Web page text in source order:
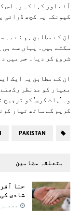
آئے اور کہا کہ وہ اس
کیونکہ یہ کچھ ڈرائی
ان کے مطابق ہم نے یہ
سکتے ہیں۔ یہاں سے ہی
شروع کر دیا۔ جس میں
ان کے مطابق یہ ایک
معیار کو مدنظر
وہ ’ہاٹ کری‘ کو
کریم کے ساتھ تیار
PAKISTAN
متعلقہ مضامین
حنا
شادی
دسمبر 22, 2025